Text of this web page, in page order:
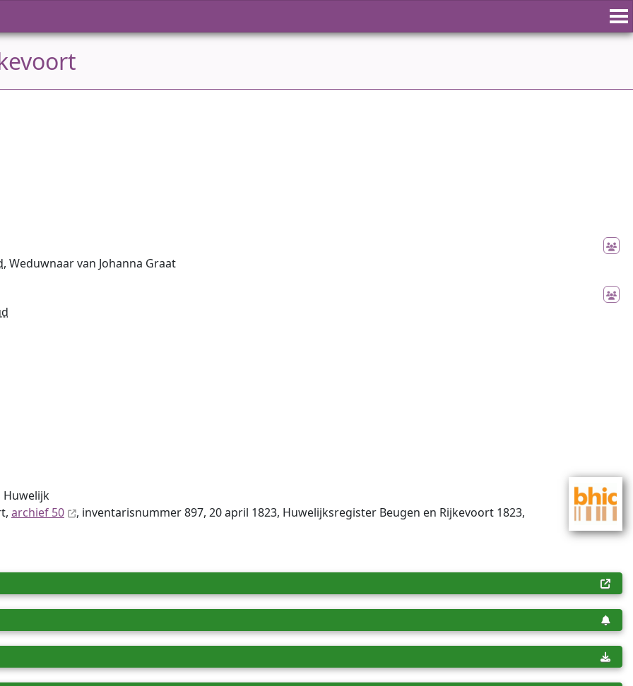
, Weduwnaar van Johanna Graat
Huwelijk
archief 50 , inventaris­num­mer 897, 20 april 1823, Huwelijksregister Beugen en Rijkevoort 1823,